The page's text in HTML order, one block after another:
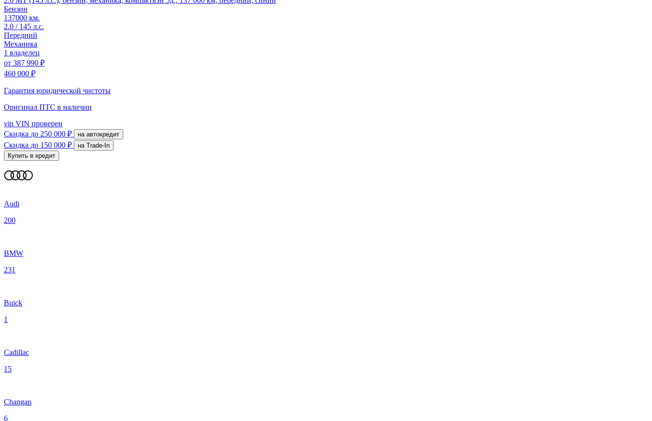
Бензин
137000 км.
2.0 / 145 л.с.
Передний
Механика
1 владелец
от 387 990 ₽
460 000 ₽
Гарантия юридической чистоты
Оригинал ПТС в наличии
vin VIN проверен
Скидка до 250 000 ₽ на автокредит
Скидка до 150 000 ₽
на Trade-In
Купить в кредит
Audi
200
BMW
231
Buick
1
Cadillac
15
Changan
6